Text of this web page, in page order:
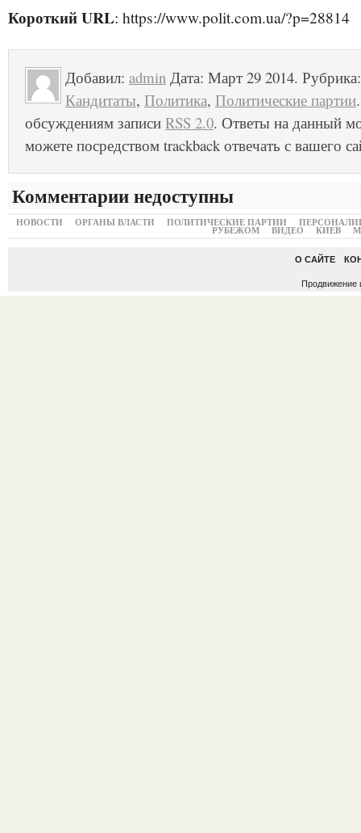
Короткий URL: https://www.polit.com.ua/?p=28814
Добавил: admin Дата: Март 29 2014.
Кандитаты, Политика, Политические партии
обсуждениям записи RSS 2.0. Ответы на данный
можете посредством trackback отвечать с вашего
Комментарии недоступны
НОВОСТИ ОРГАНЫ ВЛАСТИ ПОЛИТИЧЕСКИЕ ПАРТИИ
РУБЕЖОМ ВИДЕО КИЕВ
О САЙТЕ
Продвижение